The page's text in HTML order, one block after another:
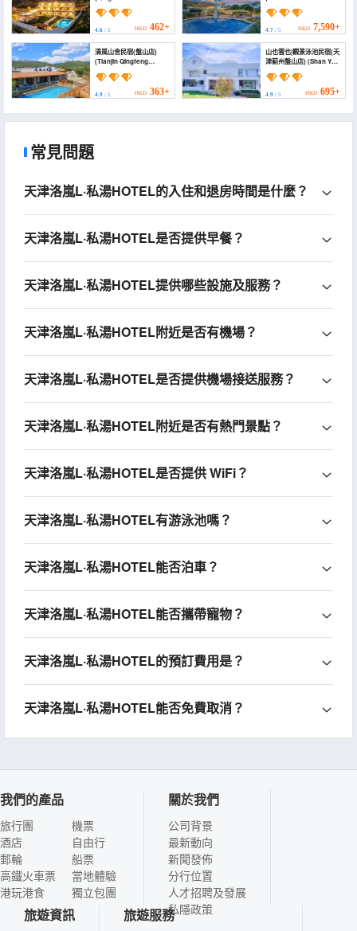
Zhangzhou)
4.6 / 5 HKD 462+
(Tianjin Jizhou Branch))
4.7/ 5 HKD 7,590+
清風山舍民宿(盤山店)
(Tianjin Qingfeng
Homestay (Panshan
4.9 / 5 HKD 363+
山也雲也|觀景泳池民宿(天
津薊州盤山店) (Shan Ye
Pool Homestay (Tianjin
Jizhou Panshan))
4.9/ 5 HKD 695+
常見問題
天津洛嵐L·私湯HOTEL的入住和退房時間是什麼？
天津洛嵐L·私湯HOTEL是否提供早餐？
天津洛嵐L·私湯HOTEL提供哪些設施及服務？
天津洛嵐L·私湯HOTEL附近是否有機場？
天津洛嵐L·私湯HOTEL是否提供機場接送服務？
天津洛嵐L·私湯HOTEL附近是否有熱門景點？
天津洛嵐L·私湯HOTEL是否提供 WiFi？
天津洛嵐L·私湯HOTEL有游泳池嗎？
天津洛嵐L·私湯HOTEL能否泊車？
天津洛嵐L·私湯HOTEL能否攜帶寵物？
天津洛嵐L·私湯HOTEL的預訂費用是？
天津洛嵐L·私湯HOTEL能否免費取消？
我們的產品
旅行團
酒店
郵輪
高鐵火車票
港玩港食
機票
自由行
船票
當地體驗
獨立包團
關於我們
公司背景
最新動向
新聞發佈
分行位置
人才招聘及發展
私隱政策
旅遊資訊 旅遊服務